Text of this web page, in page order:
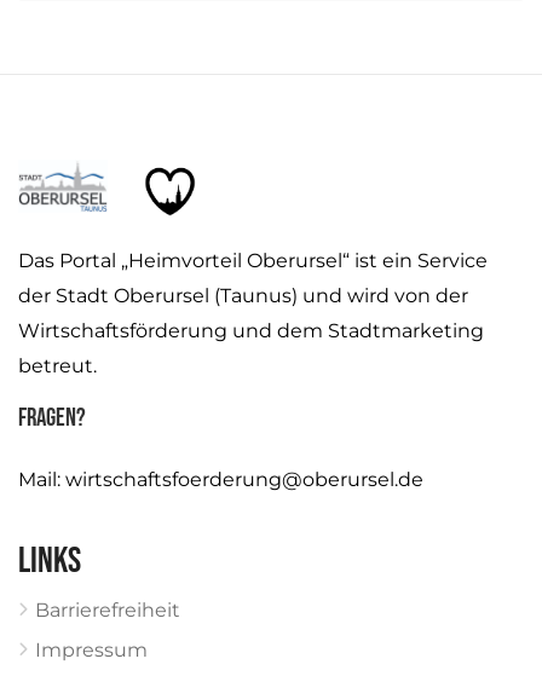
Das Portal „Heimvorteil Oberursel“ ist ein Service
der Stadt Oberursel (Taunus) und wird von der
Wirtschaftsförderung und dem Stadtmarketing
betreut.
Fragen?
Mail: wirtschaftsfoerderung@oberursel.de
Links
Barrierefreiheit
Impressum